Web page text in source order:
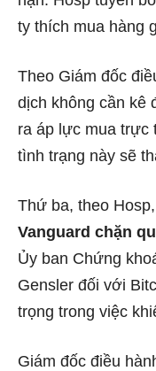
ty thích mua hàng
Theo Giám đốc
dịch không cần kê
ra áp lực mua trực
tình trạng này sẽ
Thứ ba, theo
Vanguard chặn
Ủy ban Chứng
Gensler đối với
trọng trong việc
Giám đốc điều